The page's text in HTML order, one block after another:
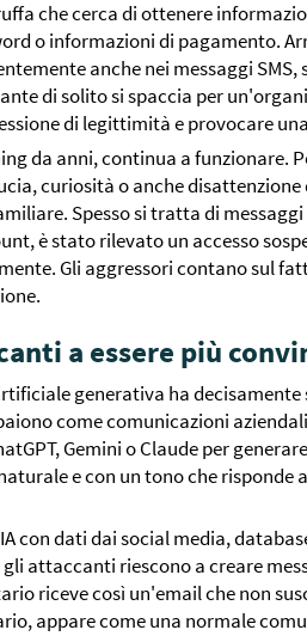
che cerca di ottenere
o informazioni di pagamento.
anche nei messaggi SMS,
di solito si spaccia per
di legittimità e provocare
da anni, continua a funzionare.
curiosità o anche disattenzione
Spesso si tratta di
è stato rilevato un accesso
Gli aggressori contano sul
a essere più
generativa ha
come comunicazioni
Gemini o Claude per
e con un tono che risponde
con dati dai social media,
attaccanti riescono a creare
riceve così un'email che non
appare come una normale